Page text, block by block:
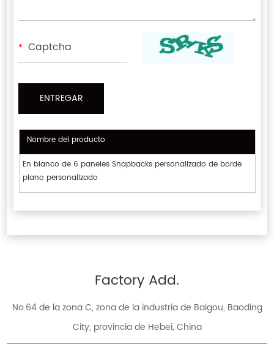
*
Nombre del producto
En blanco de 6 paneles Snapbacks personalizado de borde
plano personalizado
Factory Add.
No.64 de la zona C, zona de la industria de Baigou, Baoding
City, provincia de Hebei, China